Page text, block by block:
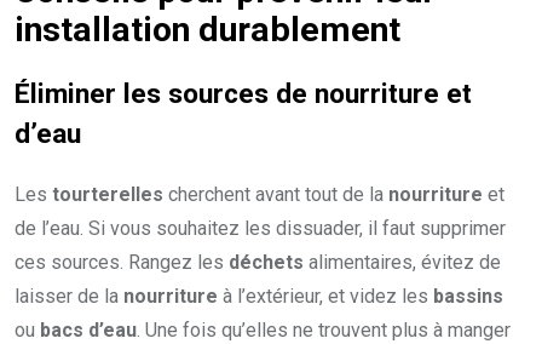
installation durablement
Éliminer les sources de nourriture et
d’eau
Les tourterelles cherchent avant tout de la nourriture et
de l’eau. Si vous souhaitez les dissuader, il faut supprimer
ces sources. Rangez les déchets alimentaires, évitez de
laisser de la nourriture à l’extérieur, et videz les bassins
ou bacs d’eau. Une fois qu’elles ne trouvent plus à manger